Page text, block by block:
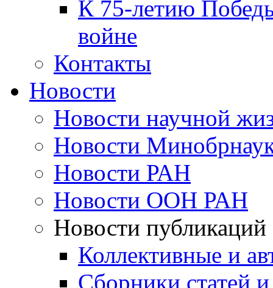
К 75-летию
войне
Контакты
Новости
Новости научной
Новости
Новости РАН
Новости ООН РАН
Новости публикаций
Коллективные и
Сборники статей